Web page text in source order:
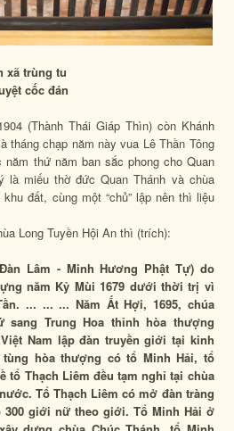
xã trùng tu
cốc đán
(Thành Thái Giáp Thìn) còn Khánh
tháng chạp năm này vua Lê Thần Tông
thứ năm ban sắc phong cho Quan
là miếu thờ đức Quan Thánh và chùa
đất, cùng một “chủ” lập nên thì liệu
Long Tuyền Hội An thì (trích):
Lâm - Minh Hương Phật Tự) do
năm Kỷ Mùi 1679 dưới thời trị vì
... ... ... Năm Ất Hợi, 1695, chúa
sang Trung Hoa thỉnh hòa thượng
Nam lập đàn truyền giới tại kinh
hòa thượng có tổ Minh Hải, tổ
tổ Thạch Liêm đều tạm nghỉ tại chùa
Tổ Thạch Liêm có mở đàn tràng
giới nữ theo giới. Tổ Minh Hải ở